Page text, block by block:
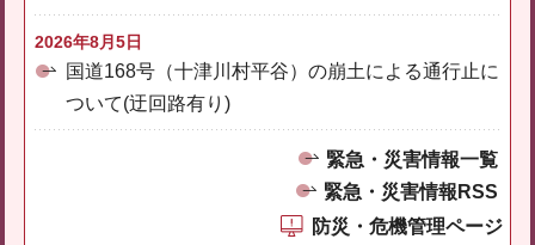
2026年8月5日
国道168号（十津川村平谷）の崩土による通行止に
ついて(迂回路有り)
緊急・災害情報一覧
緊急・災害情報RSS
防災・危機管理ページ